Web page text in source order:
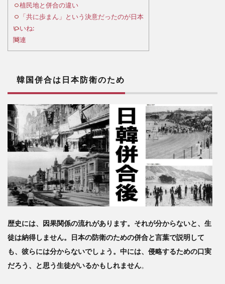
防衛
のた
2
植
合の
違い
「共
に歩
とい
う決
意だ
った
のが
日本
植民地と併合の違い
「共に歩まん」という決意だったのが日本
いいね:
関連
韓国併合は日本防衛のため
歴史には、因果関係の流れがあります。それが分からないと、生
徒は納得しません。日本の防衛のための併合と言葉で説明して
も、彼らには分からないでしょう。中には、侵略するための口実
だろう、と思う生徒がいるかもしれません。